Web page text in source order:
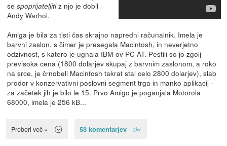
se spoprijateljitiz njo je dobil
Andy Warhol.
Amiga je bila za tisti čas skrajno napredni računalnik. Imela je
barvni zaslon, s čimer je presegala Macintosh, in neverjetno
odzivnost, s katero je ugnala IBM-ov PC AT. Pestili so jo zgolj
previsoka cena (1800 dolarjev skupaj z barvnim zaslonom, a roko
na srce, je črnobeli Macintosh takrat stal celo 2800 dolarjev), slab
prodor v konzervativni poslovni segment trga in manko aplikacij -
za začetek jih je bilo le 15. Prvo Amigo je poganjala Motorola
68000, imela je 256 kB...
Preberi več » 53 komentarjev